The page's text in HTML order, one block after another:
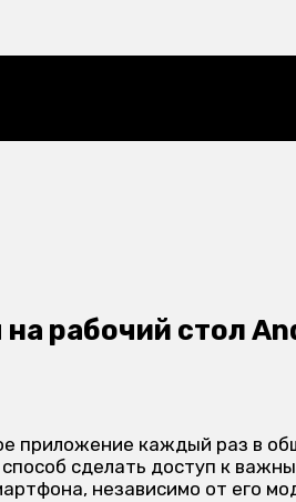
рабочий стол
каждый раз в
сделать доступ к
независимо от его